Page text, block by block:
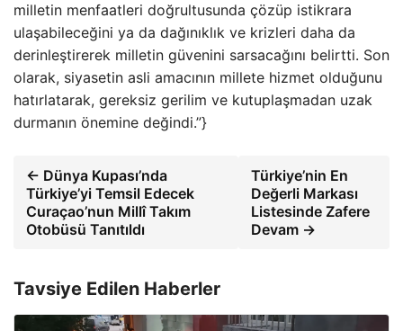
milletin menfaatleri doğrultusunda çözüp istikrara
ulaşabileceğini ya da dağınıklık ve krizleri daha da
derinleştirerek milletin güvenini sarsacağını belirtti. Son
olarak, siyasetin asli amacının millete hizmet olduğunu
hatırlatarak, gereksiz gerilim ve kutuplaşmadan uzak
durmanın önemine değindi.”}
← Dünya Kupası’nda
Türkiye’yi Temsil Edecek
Curaçao’nun Millî Takım
Otobüsü Tanıtıldı
Türkiye’nin En
Değerli Markası
Listesinde Zafere
Devam →
Tavsiye Edilen Haberler